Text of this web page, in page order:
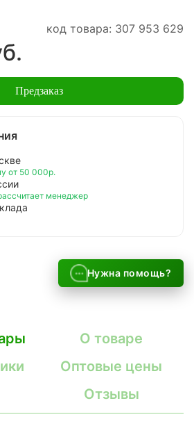
код товара: 307 953 629
Предзаказ
от 50 000р.
менеджер
Нужна помощь?
О товаре
Оптовые цены
Отзывы